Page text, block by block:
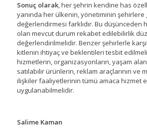
Sonuç olarak, her şehrin kendine has
yanında her ülkenin, yönetiminin şehirlere
değerlendirmesi farklıdır. Bu düşünceden
olan mevcut durum rekabet edilebilirlik
değerlendirilmelidir. Benzer şehirlerle
kitlenin ihtiyaç ve beklentileri tesbit
hizmetlerin, organizasyonların, yaşam
satılabilir ürünlerin, reklam araçlarının ve
ilişkiler faaliyetlerinin tümü amaca hizmet
uygulanabilmelidir.
Salime Kaman